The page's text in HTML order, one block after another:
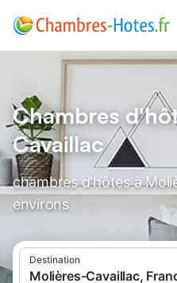
Chambres
Cavaillac
chambres d'hôtes à
environs
Destination
Molières-Cavaillac,